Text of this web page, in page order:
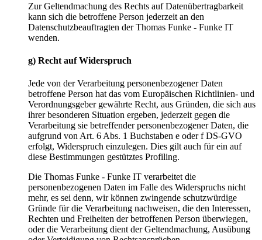
Zur Geltendmachung des Rechts auf Datenübertragbarkeit
kann sich die betroffene Person jederzeit an den
Datenschutzbeauftragten der Thomas Funke - Funke IT
wenden.
g) Recht auf Widerspruch
Jede von der Verarbeitung personenbezogener Daten
betroffene Person hat das vom Europäischen Richtlinien- und
Verordnungsgeber gewährte Recht, aus Gründen, die sich aus
ihrer besonderen Situation ergeben, jederzeit gegen die
Verarbeitung sie betreffender personenbezogener Daten, die
aufgrund von Art. 6 Abs. 1 Buchstaben e oder f DS-GVO
erfolgt, Widerspruch einzulegen. Dies gilt auch für ein auf
diese Bestimmungen gestütztes Profiling.
Die Thomas Funke - Funke IT verarbeitet die
personenbezogenen Daten im Falle des Widerspruchs nicht
mehr, es sei denn, wir können zwingende schutzwürdige
Gründe für die Verarbeitung nachweisen, die den Interessen,
Rechten und Freiheiten der betroffenen Person überwiegen,
oder die Verarbeitung dient der Geltendmachung, Ausübung